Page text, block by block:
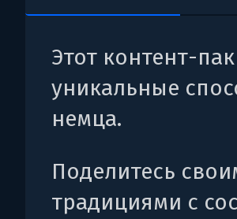
Этот контент-
уникальные
немца.
Поделитесь
традициями с